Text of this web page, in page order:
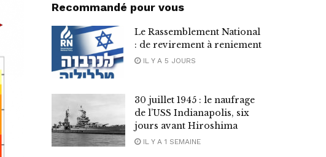
Recommandé pour vous
Le Rassemblement National
: de revirement à reniement
IL Y A 5 JOURS
30 juillet 1945 : le naufrage
de l’USS Indianapolis, six
jours avant Hiroshima
IL Y A 1 SEMAINE